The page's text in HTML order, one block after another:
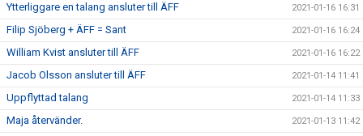
Ytterliggare en talang ansluter till ÄFF 2021-01-16 16:31
Filip Sjöberg + ÄFF = Sant 2021-01-16 16:24
William Kvist ansluter till ÄFF 2021-01-16 16:22
Jacob Olsson ansluter till ÄFF 2021-01-14 11:41
Uppflyttad talang 2021-01-14 11:33
Maja återvänder. 2021-01-13 11:42